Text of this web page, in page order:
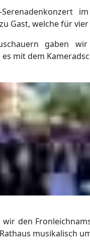
Gast, welche für
gaben
mit dem
wir den
musikalisch